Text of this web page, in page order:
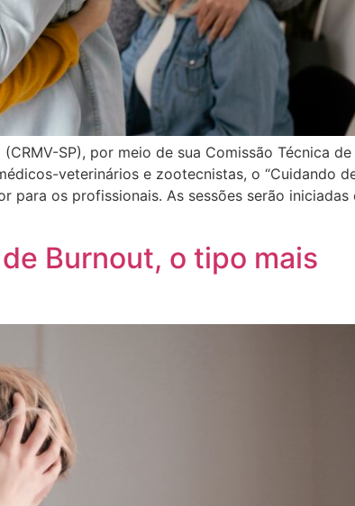
SP), por meio de sua Comissão Técnica de
veterinários e zootecnistas, o “Cuidando
para os profissionais. As sessões serão iniciadas
Burnout, o tipo mais